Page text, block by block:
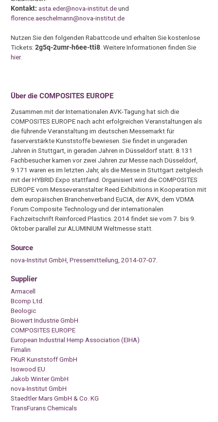
Kontakt: asta.eder@nova-institut.deund
florence.aeschelmann@nova-institut.de
Nutzen Sie den folgenden Rabattcode und erhalten Sie kostenlose
Tickets:2g5q-2umr-h6ee-tti8. Weitere Informationen finden Sie
hier.
Über die COMPOSITES EUROPE
Zusammen mit der Internationalen AVK-Tagung hat sich die
COMPOSITES EUROPE nach acht erfolgreichen Veranstaltungen als
die führende Veranstaltung im deutschen Messemarkt für
faserverstärkte Kunststoffe bewiesen. Sie findet in ungeraden
Jahren in Stuttgart, in geraden Jahren in Düsseldorf statt. 8.131
Fachbesucher kamen vor zwei Jahren zur Messe nach Düsseldorf,
9.171 waren es im letzten Jahr, als die Messe in Stuttgart zeitgleich
mit der HYBRID Expo stattfand. Organisiert wird die COMPOSITES
EUROPE vom Messeveranstalter Reed Exhibitions in Kooperation mit
dem europäischen Branchenverband EuCIA, der AVK, dem VDMA
Forum Composite Technology und der internationalen
Fachzeitschrift Reinforced Plastics. 2014 findet sie vom 7. bis 9.
Oktober parallel zur ALUMINIUM Weltmesse statt.
Source
nova-Institut GmbH, Pressemitteilung, 2014-07-07.
Supplier
Armacell
Bcomp Ltd.
Beologic
Biowert Industrie GmbH
COMPOSITES EUROPE
European Industrial Hemp Association (EIHA)
Fimalin
FKuR Kunststoff GmbH
Isowood EU
Jakob Winter GmbH
nova-Institut GmbH
Staedtler Mars GmbH & Co. KG
TransFurans Chemicals